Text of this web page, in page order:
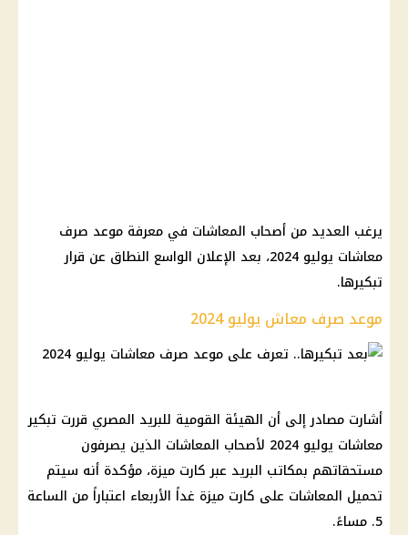
يرغب العديد من أصحاب المعاشات في معرفة موعد صرف
معاشات يوليو 2024، بعد الإعلان الواسع النطاق عن قرار
تبكيرها.
موعد صرف معاش يوليو 2024
أشارت مصادر إلى أن الهيئة القومية للبريد المصري قررت تبكير
معاشات يوليو 2024 لأصحاب المعاشات الذين يصرفون
مستحقاتهم بمكاتب البريد عبر كارت ميزة، مؤكدة أنه سيتم
تحميل المعاشات على كارت ميزة غداً الأربعاء اعتباراً من الساعة
5. مساءً.